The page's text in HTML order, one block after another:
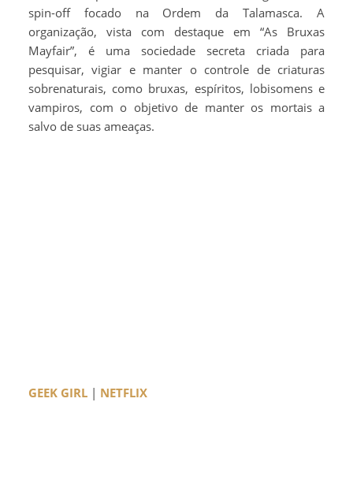
spin-off focado na Ordem da Talamasca. A
organização, vista com destaque em “As Bruxas
Mayfair”, é uma sociedade secreta criada para
pesquisar, vigiar e manter o controle de criaturas
sobrenaturais, como bruxas, espíritos, lobisomens e
vampiros, com o objetivo de manter os mortais a
salvo de suas ameaças.
GEEK GIRL | NETFLIX